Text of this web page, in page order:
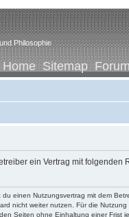
Philosophie
Home Sitemap
ein Vertrag mit folgenden
einen Nutzungsvertrag mit dem
nicht weiter nutzen. Für die
Seiten ohne Einhaltung einer Frist